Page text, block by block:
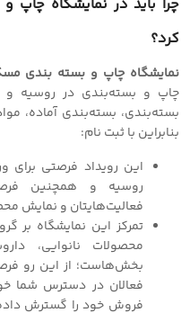
چرا باید در نمایشگاه
کرد؟
نمایشگاه چاپ و بسته بندی
بسته‌بندی، بسته‌بندی آماده،
بنابراین با ثبت نام:
این رویداد فرصتی برای
روسیه و همچنین
فعالیت‌هایتان و نمایش
تمرکز این نمایشگاه بر
محصولات نانوایی،
بخش‌هاست؛ از این رو
فعالان در دسترس شما
فروش خود را گسترش